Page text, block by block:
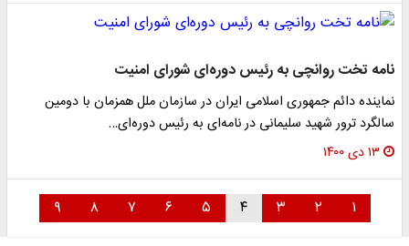
نامه تخت روانچی به رئیس دوره‌ای شورای امنیت
نماینده دائم جمهوری اسلامی ایران در سازمان ملل همزمان با دومین
سالگرد ترور شهید سلیمانی در نامه‌ای به رئیس دوره‌ای…
۱۳ دی ۱۴۰۰
۱ ۲ ۳ ۴ ۵ ۶ ۷ ۸ ۹